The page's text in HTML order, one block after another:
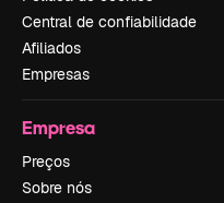
Central de confiabilidade
Afiliados
Empresas
Empresa
Preços
Sobre nós